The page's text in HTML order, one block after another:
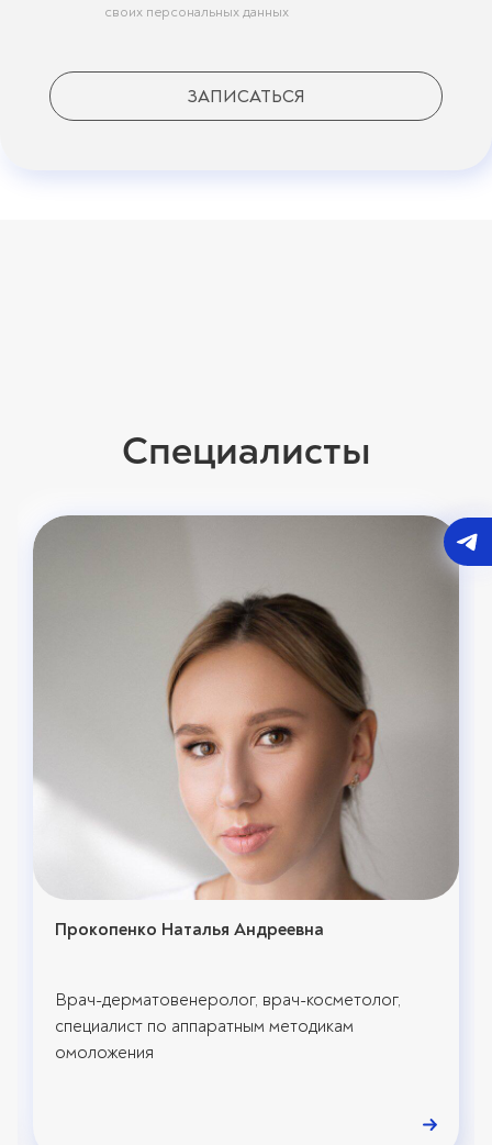
своих персональных данных
ЗАПИСАТЬСЯ
Специалисты
Прокопенко Наталья Андреевна
Врач-дерматовенеролог, врач-косметолог,
специалист по аппаратным методикам
омоложения